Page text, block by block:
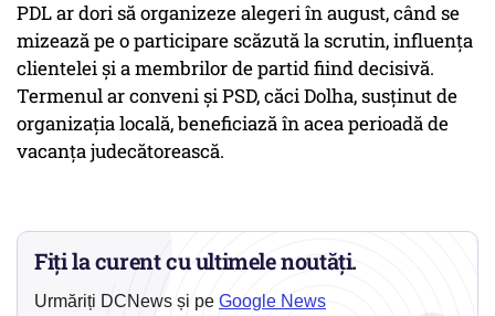
PDL ar dori să organizeze alegeri în august, când se
mizează pe o participare scăzută la scrutin, influența
clientelei și a membrilor de partid fiind decisivă.
Termenul ar conveni și PSD, căci Dolha, susținut de
organizația locală, beneficiază în acea perioadă de
vacanța judecătorească.
Fiți la curent cu ultimele noutăți.
Urmăriți DCNews și pe Google News